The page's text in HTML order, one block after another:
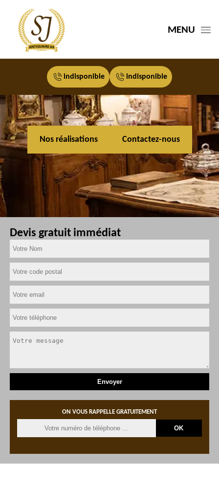
MENU
indisponible indisponible
Nos réalisations Contactez-nous
Devis gratuit immédiat
ON VOUS RAPPELLE GRATUITEMENT